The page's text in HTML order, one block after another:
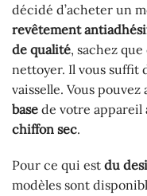
décidé d’acheter un
revêtement
de qualité, sachez
nettoyer. Il vous suffit
vaisselle. Vous pouvez
base de votre appareil
chiffon sec.
Pour ce qui est du
modèles sont